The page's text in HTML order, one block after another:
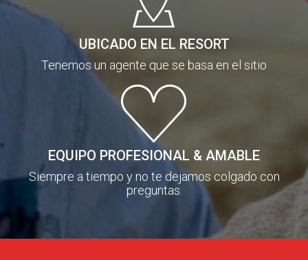
UBICADO EN EL RESORT
Tenemos un agente que se basa en el sitio
EQUIPO PROFESIONAL & AMABLE
Siempre a tiempo y no te dejamos colgado con
preguntas.